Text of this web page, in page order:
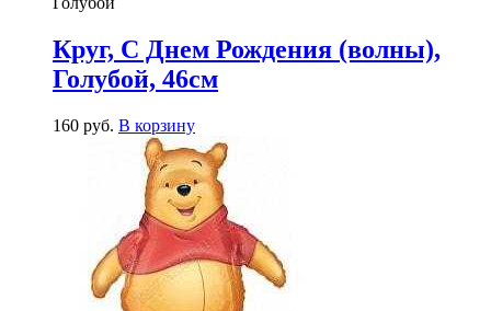
Круг, С Днем Рождения (волны),
Голубой, 46см
160 руб. В корзину